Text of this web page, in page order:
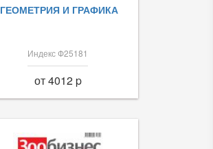
ГЕОМЕТРИЯ И ГРАФИКА
Индекс Ф25181
от 4012 p